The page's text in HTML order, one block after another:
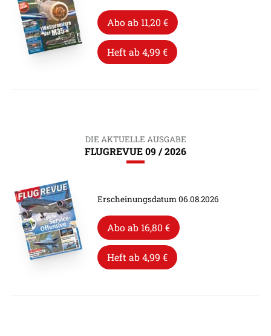
Abo ab 11,20 €
Heft ab 4,99 €
DIE AKTUELLE AUSGABE
FLUGREVUE 09 / 2026
Erscheinungsdatum 06.08.2026
Abo ab 16,80 €
Heft ab 4,99 €